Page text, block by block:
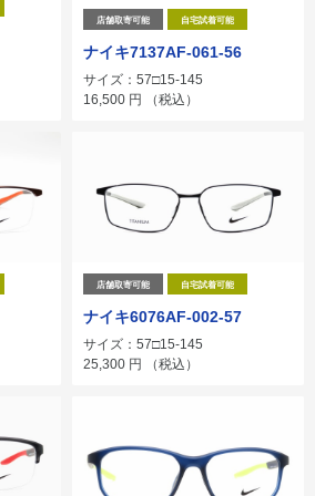
店舗取寄可能 自宅試着可能
ナイキ7137AF-061-56
サイズ：57□15-145
16,500 円 （税込）
店舗取寄可能 自宅試着可能
ナイキ6076AF-002-57
サイズ：57□15-145
25,300 円 （税込）